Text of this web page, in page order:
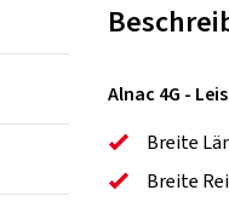
Alnac 4G -
Breite
Breite